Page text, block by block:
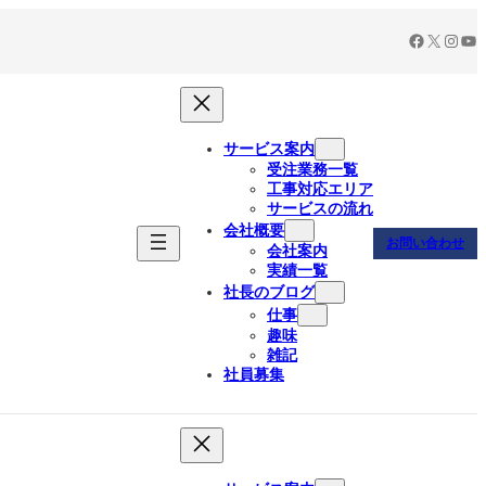
Facebook
X
サービス案内
受注業務一覧
工事対応エリア
サービスの流れ
会社概要
会社案内
実績一覧
社長のブログ
仕事
趣味
雑記
社員募集
お問い合わせ